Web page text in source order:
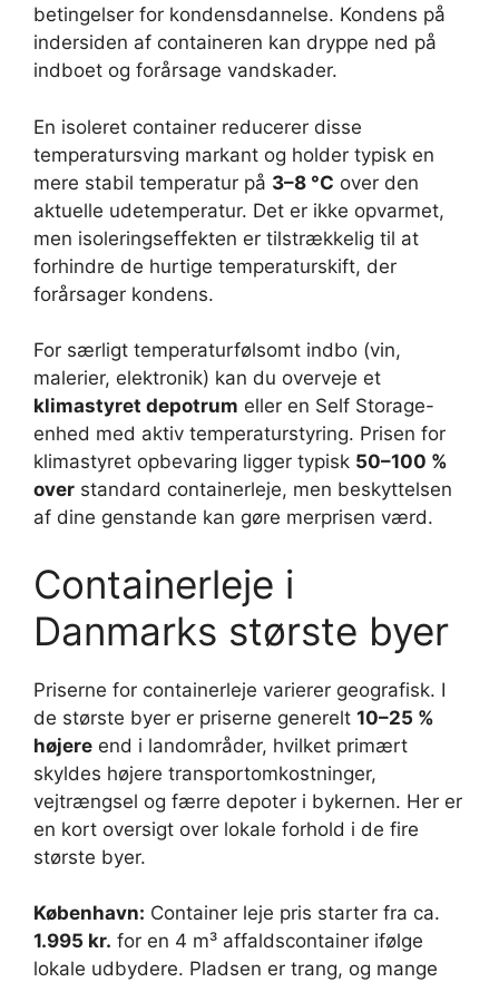
betingelser for kondensdannelse. Kondens på
indersiden af containeren kan dryppe ned på
indboet og forårsage vandskader.
En isoleret container reducerer disse
temperatursving markant og holder typisk en
mere stabil temperatur på 3–8 °C over den
aktuelle udetemperatur. Det er ikke opvarmet,
men isoleringseffekten er tilstrækkelig til at
forhindre de hurtige temperaturskift, der
forårsager kondens.
For særligt temperaturfølsomt indbo (vin,
malerier, elektronik) kan du overveje et
klimastyret depotrum eller en Self Storage-
enhed med aktiv temperaturstyring. Prisen for
klimastyret opbevaring ligger typisk 50–100 %
over standard containerleje, men beskyttelsen
af dine genstande kan gøre merprisen værd.
Containerleje i
Danmarks største byer
Priserne for containerleje varierer geografisk. I
de største byer er priserne generelt 10–25 %
højere end i landområder, hvilket primært
skyldes højere transportomkostninger,
vejtrængsel og færre depoter i bykernen. Her er
en kort oversigt over lokale forhold i de fire
største byer.
København: Container leje pris starter fra ca.
1.995 kr. for en 4 m³ affaldscontainer ifølge
lokale udbydere. Pladsen er trang, og mange